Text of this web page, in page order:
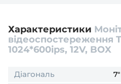
Характеристики
відеоспостереження
1024*600ips, 12V, BOX
Діагональ 7"